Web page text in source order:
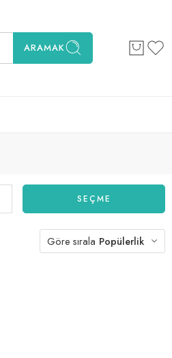
ARAMAK
SEÇME
Göre sırala Popülerlik